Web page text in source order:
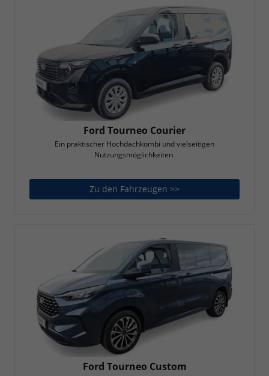
Ford Tourneo Courier
Ein praktischer Hochdachkombi und vielseitigen
Nutzungsmöglichkeiten.
Zu den Fahrzeugen >>
Ford Tourneo Custom